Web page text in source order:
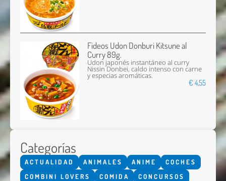
Fideos Udon Donburi Kitsune al
Curry 89g.
Udon japonés instantáneo al curry
Nissin Donbei, caldo intenso con carne
y especias aromáticas.
€ 4,55
Categorías
ACTUALIDAD ANIMALES ANIME
COCHES
COMBINI LOVERS
COMIDA
CONCURSOS